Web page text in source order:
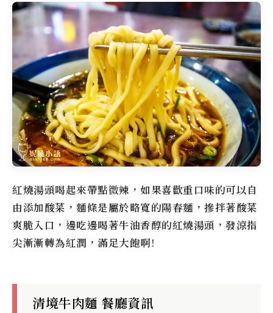
紅燒湯頭喝起來帶點微辣，如果喜歡重口味的可以自
由添加酸菜，麵條是屬於略寬的陽春麵，摻拌著酸菜
爽脆入口，邊吃邊喝著牛油香醇的紅燒湯頭，發涼指
尖漸漸轉為紅潤，滿足大飽啊!
清境牛肉麵 餐廳資訊